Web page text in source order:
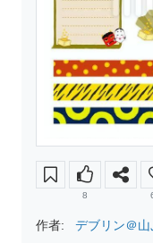
8
作者: デブリン＠山